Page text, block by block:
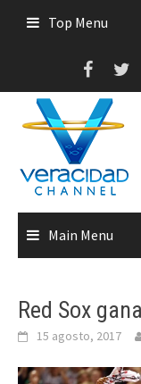
Top Menu
Main Menu
Red Sox
15 agosto, 2017